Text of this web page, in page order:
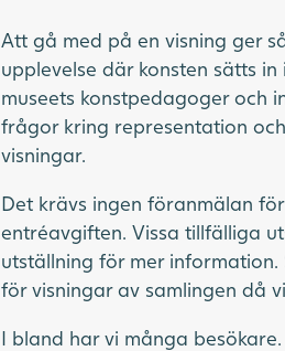
Att gå med på en visning ger
upplevelse där konsten sätts
museets konstpedagoger och
frågor kring representation
visningar.
Det krävs ingen föranmälan
entréavgiften. Vissa tillfälliga
utställning för mer
för visningar av samlingen då
I bland har vi många